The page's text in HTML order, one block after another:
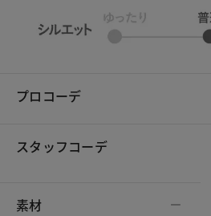
プロコーデ
スタッフコーデ
素材